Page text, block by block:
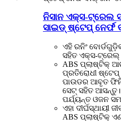
ନିସାନ ଏକ୍ସ-ଟ୍ରେଲ
ସାଇଡ୍ ଷ୍ଟେପ୍ ନେର୍ଫ
ଏହି ରନିଂ
ସହିତ ଏକ୍ସ-
ABS ପ୍ଲାଷ୍ଟିକ୍
ପ୍ରତିରୋଧୀ ଷ୍ଟେପ୍
ପାଉଡର ଆବୃତ
ସେଟ୍ ସହିତ ଆସନ୍ତୁ।
ପର୍ଯ୍ୟନ୍ତ ଓଜନ
ଏହା ଦୀର୍ଘସ୍ଥାୟୀ
ABS ପ୍ଲାଷ୍ଟିକ୍